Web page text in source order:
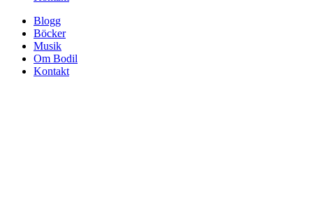
Blogg
Böcker
Musik
Om Bodil
Kontakt